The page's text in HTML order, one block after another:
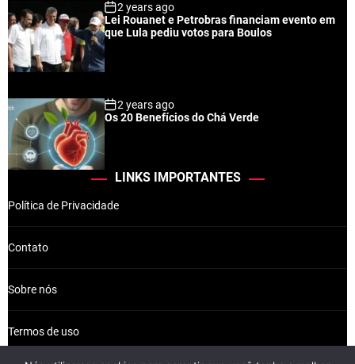
2 years ago
Lei Rouanet e Petrobras financiam evento em
que Lula pediu votos para Boulos
2 years ago
Os 20 Benefícios do Chá Verde
LINKS IMPORTANTES
Política de Privacidade
Contato
Sobre nós
Termos de uso